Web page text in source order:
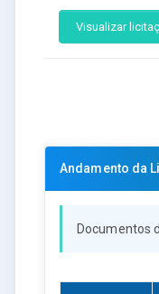
Visualizar
Andamento da
Documentos